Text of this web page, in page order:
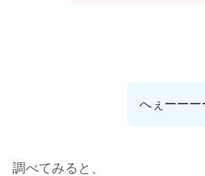
へぇーーー
調べてみると、